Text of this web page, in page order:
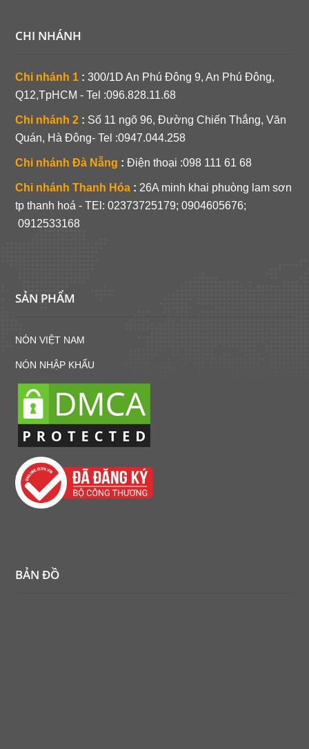
CHI NHÁNH
Chi nhánh 1 : 300/1D An Phú Đông 9, An Phú Đông,
Q12,TpHCM - Tel :096.828.11.68
Chi nhánh 2 : Số 11 ngõ 96, Đường Chiến Thắng, Văn
Quán, Hà Đông- Tel :0947.044.258
Chi nhánh Đà Nẵng :Điện thoại :098 111 61 68
Chi nhánh Thanh Hóa : 26A minh khai phuòng lam sơn
tp thanh hoá - TEl: 02373725179; 0904605676;
0912533168
SẢN PHẨM
NÓN VIỆT NAM
NÓN NHẬP KHẨU
BẢN ĐỒ